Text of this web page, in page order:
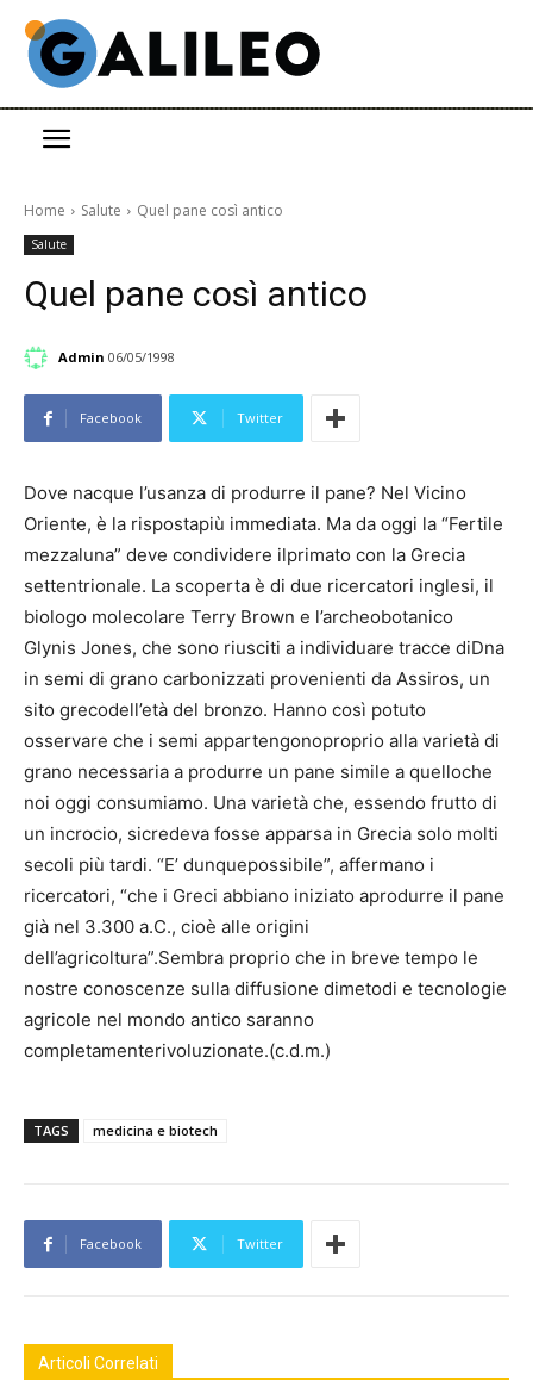
Home Salute Quel pane così antico
Salute
Quel pane così antico
Admin 06/05/1998
Facebook Twitter
Dove nacque l’usanza di produrre il pane? Nel Vicino
Oriente, è la rispostapiù immediata. Ma da oggi la “Fertile
mezzaluna” deve condividere ilprimato con la Grecia
settentrionale. La scoperta è di due ricercatori inglesi, il
biologo molecolare Terry Brown e l’archeobotanico
Glynis Jones, che sono riusciti a individuare tracce diDna
in semi di grano carbonizzati provenienti da Assiros, un
sito grecodell’età del bronzo. Hanno così potuto
osservare che i semi appartengonoproprio alla varietà di
grano necessaria a produrre un pane simile a quelloche
noi oggi consumiamo. Una varietà che, essendo frutto di
un incrocio, sicredeva fosse apparsa in Grecia solo molti
secoli più tardi. “E’ dunquepossibile”, affermano i
ricercatori, “che i Greci abbiano iniziato aprodurre il pane
già nel 3.300 a.C., cioè alle origini
dell’agricoltura”.Sembra proprio che in breve tempo le
nostre conoscenze sulla diffusione dimetodi e tecnologie
agricole nel mondo antico saranno
completamenterivoluzionate.(c.d.m.)
TAGS medicina e biotech
Facebook Twitter
Articoli Correlati